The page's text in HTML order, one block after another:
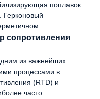
поплавок
Герконовый
...
сопротивления
из важнейших
процессами в
(RTD) и
часто